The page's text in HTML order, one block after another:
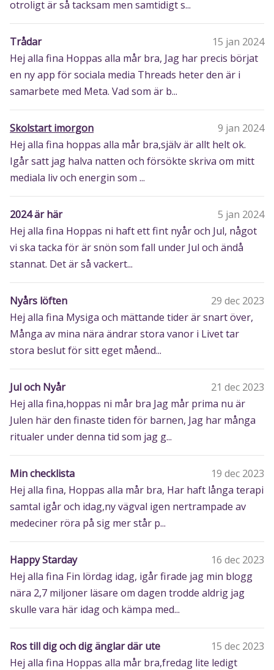
otroligt är så tacksam men samtidigt s...
Trådar
15 jan 2024
Hej alla fina Hoppas alla mår bra, Jag har precis börjat
en ny app för sociala media Threads heter den är i
samarbete med Meta. Vad som är b...
Skolstart imorgon
9 jan 2024
Hej alla fina hoppas alla mår bra,själv är allt helt ok.
Igår satt jag halva natten och försökte skriva om mitt
mediala liv och energin som ...
2024 är här
5 jan 2024
Hej alla fina Hoppas ni haft ett fint nyår och Jul, något
vi ska tacka för är snön som fall under Jul och ändå
stannat. Det är så vackert...
Nyårs löften
29 dec 2023
Hej alla fina Mysiga och mättande tider är snart över,
Många av mina nära ändrar stora vanor i Livet tar
stora beslut för sitt eget måend...
Jul och Nyår
21 dec 2023
Hej alla fina,hoppas ni mår bra Jag mår prima nu är
Julen här den finaste tiden för barnen, Jag har många
ritualer under denna tid som jag g...
Min checklista
19 dec 2023
Hej alla fina, Hoppas alla mår bra, Har haft långa terapi
samtal igår och idag,ny vägval igen nertrampade av
medeciner röra på sig mer står p...
Happy Starday
16 dec 2023
Hej alla fina Fin lördag idag, igår firade jag min blogg
nära 2,7 miljoner läsare om dagen trodde aldrig jag
skulle vara här idag och kämpa med...
Ros till dig och dig änglar där ute
15 dec 2023
Hej alla fina Hoppas alla mår bra,fredag lite ledigt